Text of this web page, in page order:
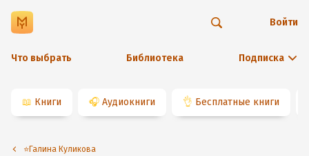
Что выбрать Библиотека Подписка
Войти
📖 Книги 🎧 Аудиокниги 👌 Бесплатные книги
⭐️Галина Куликова